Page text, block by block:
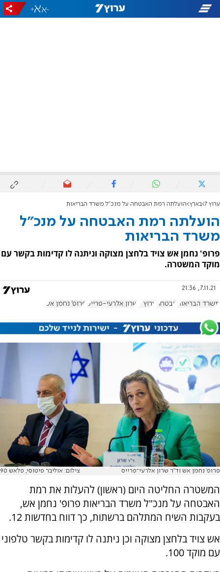
-
+
ערוץ 7 בארץ הועלתה רמת האבטחה על מנכ"ל משרד הבריאות
הועלתה רמת האבטחה על מנכ"ל
משרד הבריאות
פרופ' נחמן אש צויד בלחצן מצוקה וניתנה לו קדימות בקשר עם
מוקד המשטרה.
7.11.21, 21:36
משרד הבריאות אבטחה ערוץ 7 שרון אלרעי-פרייס פרופ' נחמן אש
פרופ' נחמן אש וד"ר שרון אלרעי־פרייס צילום: אוליבר פיטוסי, פלאש 90
המשטרה החליטה היום (ראשון) להעלות את רמת
האבטחה על מנכ"ל משרד הבריאות פרופ' נחמן אש,
בעקבות השיח המתלהם ברשתות, כך דווח בחדשות 12.
אש צויד בלחצן מצוקה וכן ניתנה לו קדימות בקשר טלפוני
עם מוקד 100.